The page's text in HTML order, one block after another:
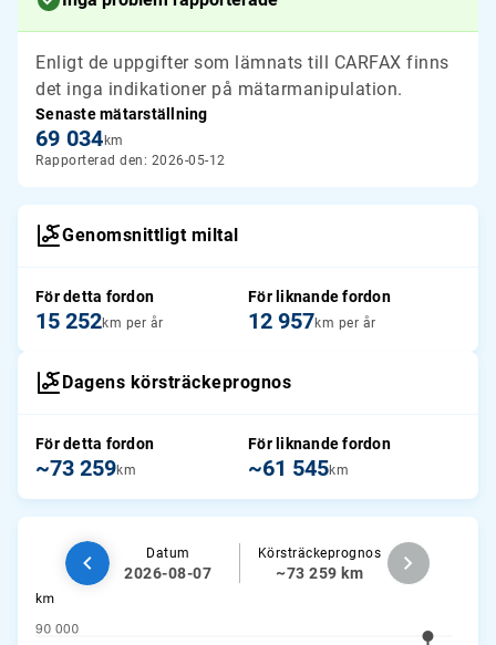
Enligt de uppgifter som lämnats till CARFAX finns
det inga indikationer på mätarmanipulation.
Senaste mätarställning
69 034 km
Rapporterad den: 2026-05-12
Genomsnittligt miltal
För detta fordon
15 252km per år
För liknande fordon
12 957km per år
Dagens körsträckeprognos
För detta fordon
~73 259km
För liknande fordon
~61 545km
Datum
2026-08-07
Körsträckeprognos
~73 259 km